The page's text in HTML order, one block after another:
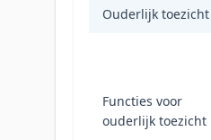
Ouderlijk toezicht
Functies voor
ouderlijk toezicht